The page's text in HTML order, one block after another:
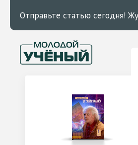
Отправьте статью сегодня!